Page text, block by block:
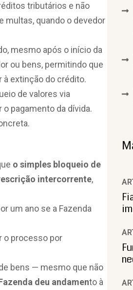
tributários e não
multas, quando o devedor
mesmo após o início da
ou bens, permitindo que
à extinção do crédito.
de valores via
o pagamento da dívida.
o simples bloqueio de
intercorrente,
um ano se a Fazenda
o processo por
bens — mesmo que não
deu andamento à